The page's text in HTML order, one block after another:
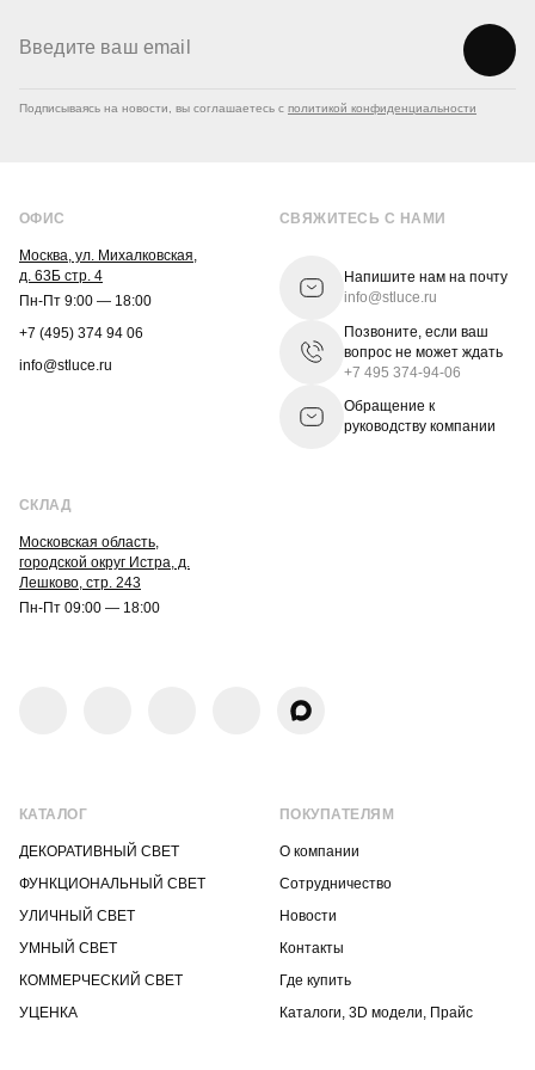
Подписываясь на новости, вы соглашаетесь с политикой конфиденциальности
ОФИС
Москва, ул. Михалковская,
д. 63Б стр. 4
Пн-Пт 9:00 — 18:00
+7 (495) 374 94 06
info@stluce.ru
СВЯЖИТЕСЬ С НАМИ
Напишите нам на почту
info@stluce.ru
Позвоните, если ваш
вопрос не может ждать
+7 495 374-94-06
Обращение к
руководству компании
СКЛАД
Московская область,
городской округ Истра, д.
Лешково, стр. 243
Пн-Пт 09:00 — 18:00
КАТАЛОГ
ДЕКОРАТИВНЫЙ СВЕТ
ФУНКЦИОНАЛЬНЫЙ СВЕТ
УЛИЧНЫЙ СВЕТ
УМНЫЙ СВЕТ
КОММЕРЧЕСКИЙ СВЕТ
УЦЕНКА
ПОКУПАТЕЛЯМ
О компании
Сотрудничество
Новости
Контакты
Где купить
Каталоги, 3D модели, Прайс